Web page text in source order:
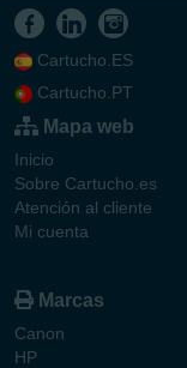
Cartucho.ES
Cartucho.PT
Mapa web
Inicio
Sobre Cartucho.es
Atención al cliente
Mi cuenta
Marcas
Canon
HP